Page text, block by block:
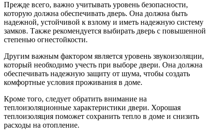
Прежде всего, важно учитывать уровень безопасности,
которую должна обеспечивать дверь. Она должна быть
надежной, устойчивой к взлому и иметь надежную систему
замков. Также рекомендуется выбирать дверь с повышенной
степенью огнестойкости.
Другим важным фактором является уровень звукоизоляции,
который необходимо учесть при выборе двери. Она должна
обеспечивать надежную защиту от шума, чтобы создать
комфортные условия проживания в доме.
Кроме того, следует обратить внимание на
теплоизоляционные характеристики двери. Хорошая
теплоизоляция поможет сохранить тепло в доме и снизить
расходы на отопление.